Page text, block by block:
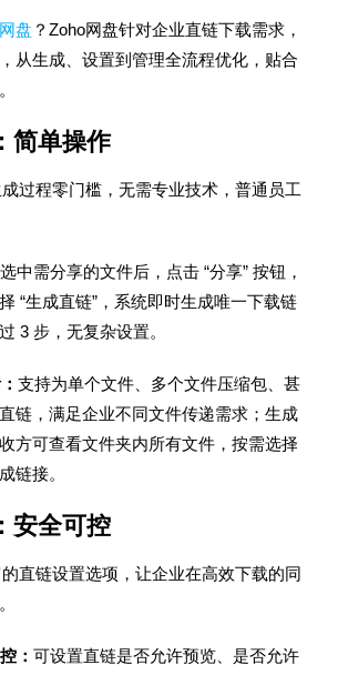
盘 ？Zoho网盘针对企业直链下载需求，
从生成、设置到管理全流程优化，贴合
简单操作
过程零门槛，无需专业技术，普通员工
选中需分享的文件后，点击 “分享” 按钮，
“生成直链”，系统即时生成唯一下载链
3 步，无复杂设置。
支持为单个文件、多个文件压缩包、甚
链，满足企业不同文件传递需求；生成
方可查看文件夹内所有文件，按需选择
链接。
安全可控
直链设置选项，让企业在高效下载的同
：可设置直链是否允许预览、是否允许